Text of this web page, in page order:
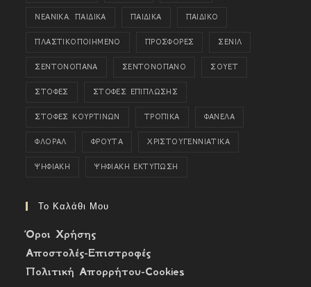
ΝΕΑΝΙΚΑ. ΠΑΙΔΙΚΑ ΠΑΙΔΙΚΑ ΠΑΙΔΙΚΟ
ΠΛΑΣΤΙΚΟΠΟΙΗΜΕΝΟ ΠΡΟΣΦΟΡΕΣ ΣΕΝΙΛ
ΣΕΝΤΟΝΟΠΑΝΑ ΣΕΝΤΟΝΟΠΑΝΟ ΣΟΥΕΤ
ΣΤΟΦΕΣ ΣΤΟΦΕΣ ΕΠΙΠΛΩΣΗΣ
ΣΤΟΦΕΣ ΚΟΥΡΤΙΝΩΝ ΤΡΟΠΙΚΑ ΦΑΝΕΛΑ
ΦΛΟΡΑΛ ΦΡΟΥΤΑ ΧΡΙΣΤΟΥΓΕΝΝΙΑΤΙΚΑ
ΨΗΦΙΑΚΗ ΨΗΦΙΑΚΗ ΕΚΤΥΠΩΣΗ
Το Καλάθι Μου
Όροι Χρήσης
Αποστολές-Επιστροφές
Πολιτική Απορρήτου-Cookies